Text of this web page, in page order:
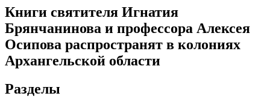
Книги святителя Игнатия
Брянчанинова и профессора Алексея
Осипова распространят в колониях
Архангельской области
Разделы